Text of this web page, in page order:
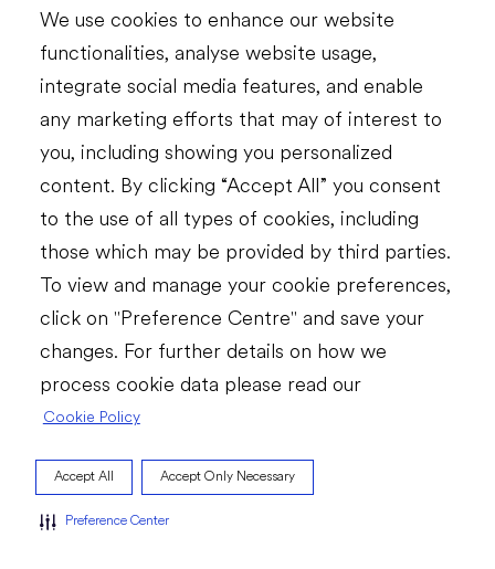
We use cookies to enhance our website
functionalities, analyse website usage,
integrate social media features, and enable
any marketing efforts that may of interest to
you, including showing you personalized
content. By clicking “Accept All” you consent
to the use of all types of cookies, including
those which may be provided by third parties.
To view and manage your cookie preferences,
click on "Preference Centre" and save your
changes. For further details on how we
process cookie data please read our
Cookie Policy
Accept All Accept Only Necessary
Preference Center
KONTAKT
Kariéra
FIREMNÍ WEB
Podmínky užití Zásady zpracování osobních údajů Přístupnost
Zásady cookies Centrum preferencí souborů cookie